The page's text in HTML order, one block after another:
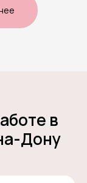
в
Дону